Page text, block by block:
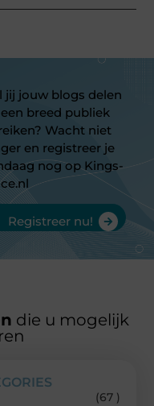
jij jouw blogs delen
breed publiek
Wacht niet
en registreer je
nog op Kings-
Registreer nu!
die u mogelijk
(67 )